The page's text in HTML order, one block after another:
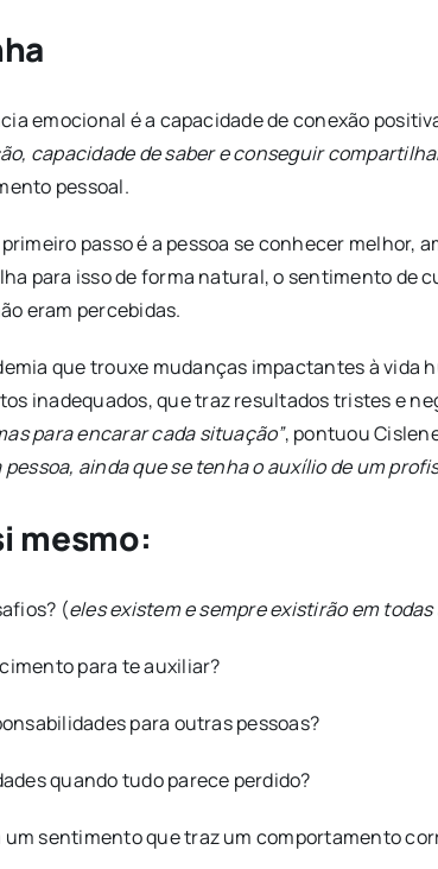
emocional é a capacidade de conexão
capacidade de saber e conseguir
pessoal.
passo é a pessoa se conhecer melhor,
para isso de forma natural, o sentimento
eram percebidas.
que trouxe mudanças impactantes à vida
inadequados, que traz resultados tristes e
para encarar cada situação”, pontuou
ainda que se tenha o auxílio de um
mesmo:
(eles existem e sempre existirão em
para te auxiliar?
para outras pessoas?
quando tudo parece perdido?
um sentimento que traz um comportamento